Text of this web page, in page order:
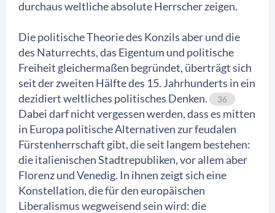
durchaus weltliche absolute Herrscher zeigen.
Die politische Theorie des Konzils aber und die
des Naturrechts, das Eigentum und politische
Freiheit gleichermaßen begründet, überträgt sich
seit der zweiten Hälfte des 15. Jahrhunderts in ein
dezidiert weltliches politisches Denken.
36
Dabei darf nicht vergessen werden, dass es mitten
in Europa politische Alternativen zur feudalen
Fürstenherrschaft gibt, die seit langem bestehen:
die italienischen Stadtrepubliken, vor allem aber
Florenz und Venedig. In ihnen zeigt sich eine
Konstellation, die für den europäischen
Liberalismus wegweisend sein wird: die